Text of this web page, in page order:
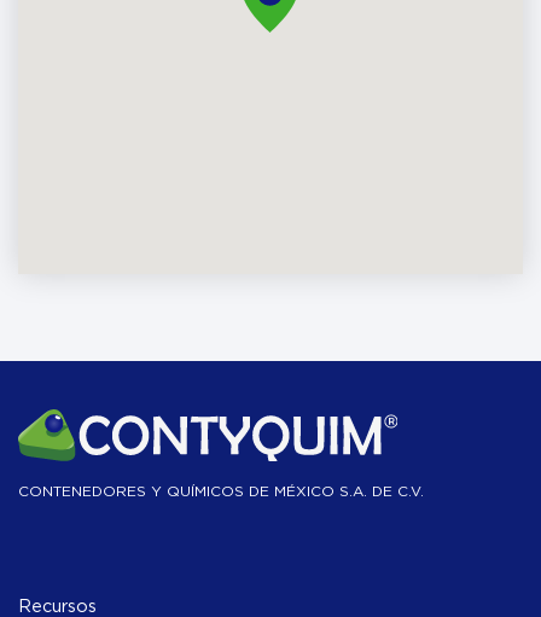
CONTENEDORES Y QUÍMICOS DE MÉXICO S.A. DE C.V.
Recursos